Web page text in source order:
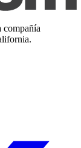
compañía